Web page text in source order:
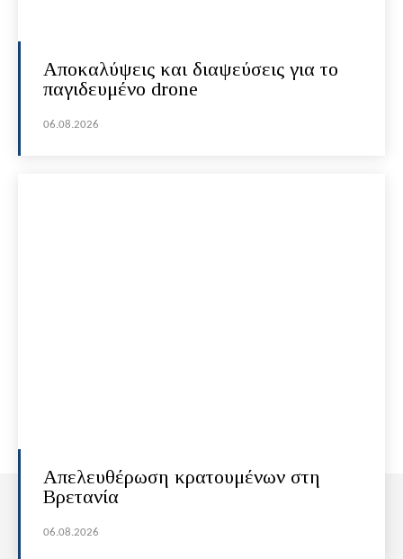
Αποκαλύψεις και διαψεύσεις για το
παγιδευμένο drone
06.08.2026
Απελευθέρωση κρατουμένων στη
Βρετανία
06.08.2026